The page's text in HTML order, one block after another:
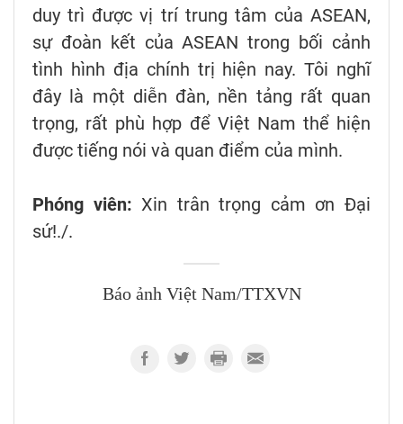
duy trì được vị trí trung tâm của ASEAN,
sự đoàn kết của ASEAN trong bối cảnh
tình hình địa chính trị hiện nay. Tôi nghĩ
đây là một diễn đàn, nền tảng rất quan
trọng, rất phù hợp để Việt Nam thể hiện
được tiếng nói và quan điểm của mình.
Phóng viên: Xin trân trọng cảm ơn Đại
sứ!./.
Báo ảnh Việt Nam/TTXVN